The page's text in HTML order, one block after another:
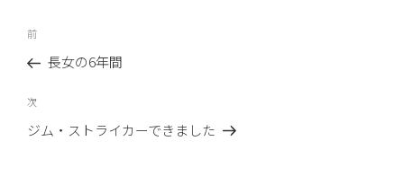
投
ナ
ビ
ゲ
前
の
稿
前
長女の6年間
次
の
次
ジム・ストライカーできました